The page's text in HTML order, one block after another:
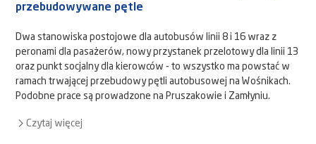
przebudowywane pętle
Dwa stanowiska postojowe dla autobusów linii 8 i 16 wraz z
peronami dla pasażerów, nowy przystanek przelotowy dla linii 13
oraz punkt socjalny dla kierowców - to wszystko ma powstać w
ramach trwającej przebudowy pętli autobusowej na Wośnikach.
Podobne prace są prowadzone na Pruszakowie i Zamłyniu.
Czytaj więcej